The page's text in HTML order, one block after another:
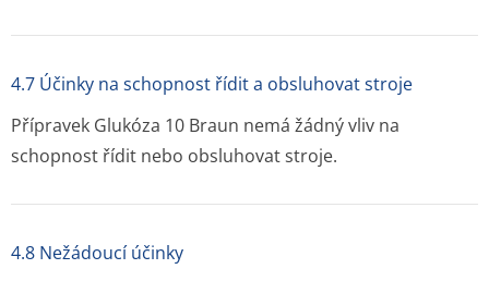
4.7 Účinky na schopnost řídit a obsluhovat stroje
Přípravek Glukóza 10 Braun nemá žádný vliv na
schopnost řídit nebo obsluhovat stroje.
4.8 Nežádoucí účinky